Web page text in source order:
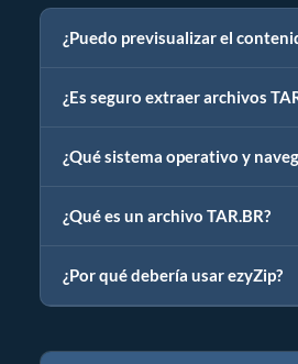
¿Puedo previsualizar el
¿Es seguro extraer archivos
¿Qué sistema operativo y
¿Qué es un archivo TAR.BR?
¿Por qué debería usar ezyZip?